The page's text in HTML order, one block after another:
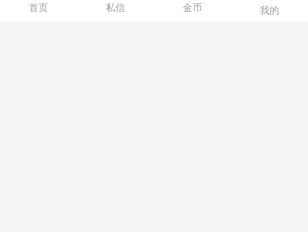
沈阳休闲网内容，请选择【注册】 或者【登
首页 私信 金币 我的